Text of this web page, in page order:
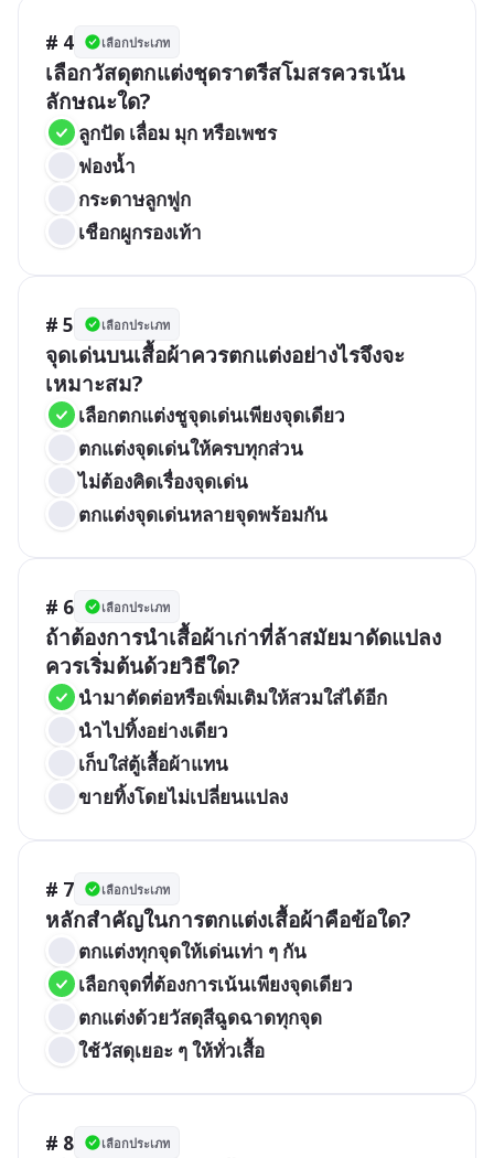
# 4 เลือกประเภท
เลือกวัสดุตกแต่งชุดราตรีสโมสรควรเน้น
ลักษณะใด?
ลูกปัด เลื่อม มุก หรือเพชร
ฟองน้ำ
กระดาษลูกฟูก
เชือกผูกรองเท้า
# 5 เลือกประเภท
จุดเด่นบนเสื้อผ้าควรตกแต่งอย่างไรจึงจะ
เหมาะสม?
เลือกตกแต่งชูจุดเด่นเพียงจุดเดียว
ตกแต่งจุดเด่นให้ครบทุกส่วน
ไม่ต้องคิดเรื่องจุดเด่น
ตกแต่งจุดเด่นหลายจุดพร้อมกัน
# 6 เลือกประเภท
ถ้าต้องการนำเสื้อผ้าเก่าที่ล้าสมัยมาดัดแปลง
ควรเริ่มต้นด้วยวิธีใด?
นำมาตัดต่อหรือเพิ่มเติมให้สวมใส่ได้อีก
นำไปทิ้งอย่างเดียว
เก็บใส่ตู้เสื้อผ้าแทน
ขายทิ้งโดยไม่เปลี่ยนแปลง
# 7 เลือกประเภท
หลักสำคัญในการตกแต่งเสื้อผ้าคือข้อใด?
ตกแต่งทุกจุดให้เด่นเท่า ๆ กัน
เลือกจุดที่ต้องการเน้นเพียงจุดเดียว
ตกแต่งด้วยวัสดุสีฉูดฉาดทุกจุด
ใช้วัสดุเยอะ ๆ ให้ทั่วเสื้อ
# 8 เลือกประเภท